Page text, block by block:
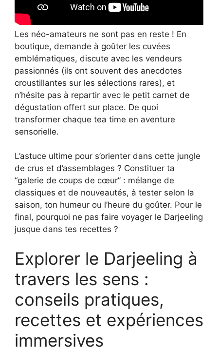
Les néo-amateurs ne sont pas en reste ! En
boutique, demande à goûter les cuvées
emblématiques, discute avec les vendeurs
passionnés (ils ont souvent des anecdotes
croustillantes sur les sélections rares), et
n’hésite pas à repartir avec le petit carnet de
dégustation offert sur place. De quoi
transformer chaque tea time en aventure
sensorielle.
L’astuce ultime pour s’orienter dans cette jungle
de crus et d’assemblages ? Constituer ta
“galerie de coups de cœur” : mélange de
classiques et de nouveautés, à tester selon la
saison, ton humeur ou l’heure du goûter. Pour le
final, pourquoi ne pas faire voyager le Darjeeling
jusque dans tes recettes ?
Explorer le Darjeeling à
travers les sens :
conseils pratiques,
recettes et expériences
immersives